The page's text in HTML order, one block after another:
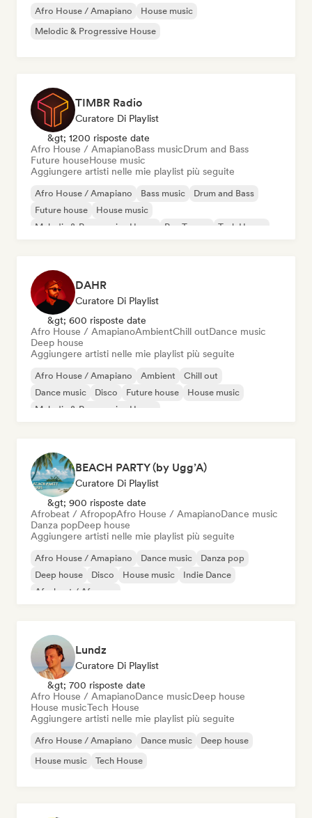
Afro House / Amapiano
House music
Melodic & Progressive House
TIMBR Radio
Curatore Di Playlist
&gt; 1200 risposte date
Afro House / AmapianoBass musicDrum and Bass
Future houseHouse music
Aggiungere artisti nelle mie playlist più seguite
Afro House / Amapiano Bass music
Drum and Bass
Future house
House music
Melodic & Progressive House
Psy-Trance Tech House
DAHR
Curatore Di Playlist
&gt; 600 risposte date
Afro House / AmapianoAmbientChill outDance music
Deep house
Aggiungere artisti nelle mie playlist più seguite
Afro House / Amapiano Ambient
Chill out
Dance music
Disco Future house
House music
Melodic & Progressive House
BEACH PARTY (by Ugg’A)
Curatore Di Playlist
&gt; 900 risposte date
Afrobeat / AfropopAfro House / AmapianoDance music
Danza popDeep house
Aggiungere artisti nelle mie playlist più seguite
Afro House / Amapiano Dance music
Danza pop
Deep house
Disco House music
Indie Dance
Afrobeat / Afropop
Lundz
Curatore Di Playlist
&gt; 700 risposte date
Afro House / AmapianoDance musicDeep house
House musicTech House
Aggiungere artisti nelle mie playlist più seguite
Afro House / Amapiano Dance music
Deep house
House music
Tech House